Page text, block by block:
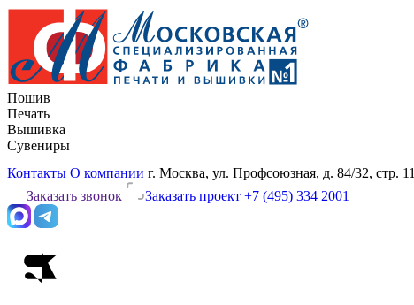
Пошив
Печать
Вышивка
Сувениры
Контакты О компании г. Москва, ул. Профсоюзная, д. 84/32, стр. 11
Заказать звонок
Заказать проект +7 (495) 334 2001